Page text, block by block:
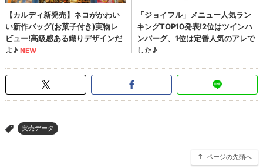
> 実売データ
ページの先頭へ